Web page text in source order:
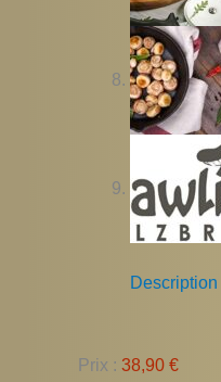
Description
Prix : 38,90 €